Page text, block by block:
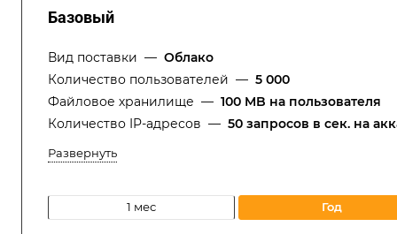
Базовый
Вид поставки — Облако
Количество пользователей — 5 000
Файловое хранилище — 100 MB на пользователя
Количество IP-адресов — 50 запросов в cек. на
Развернуть
1 мес год